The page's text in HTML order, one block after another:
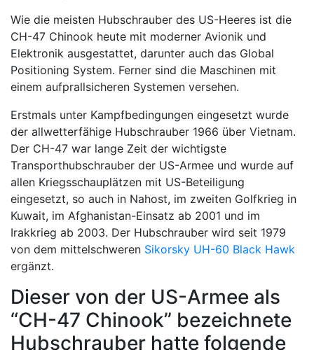
Wie die meisten Hubschrauber des US-Heeres ist die
CH-47 Chinook heute mit moderner Avionik und
Elektronik ausgestattet, darunter auch das Global
Positioning System. Ferner sind die Maschinen mit
einem aufprallsicheren Systemen versehen.
Erstmals unter Kampfbedingungen eingesetzt wurde
der allwetterfähige Hubschrauber 1966 über Vietnam.
Der CH-47 war lange Zeit der wichtigste
Transporthubschrauber der US-Armee und wurde auf
allen Kriegsschauplätzen mit US-Beteiligung
eingesetzt, so auch in Nahost, im zweiten Golfkrieg in
Kuwait, im Afghanistan-Einsatz ab 2001 und im
Irakkrieg ab 2003. Der Hubschrauber wird seit 1979
von dem mittelschweren Sikorsky UH-60 Black Hawk
ergänzt.
Dieser von der US-Armee als
“CH-47 Chinook” bezeichnete
Hubschrauber hatte folgende